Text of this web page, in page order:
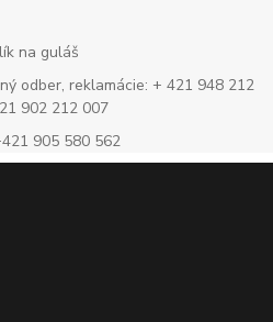
na guláš
odber, reklamácie: + 421 948 212
902 212 007
905 580 562